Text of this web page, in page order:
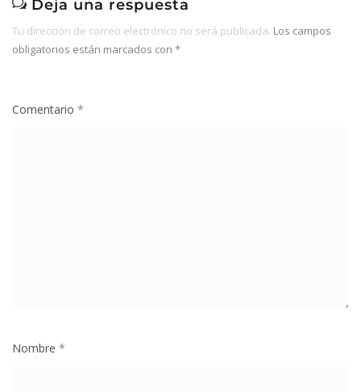
Deja una respuesta
Tu dirección de correo electrónico no será publicada. Los campos
obligatorios están marcados con *
Comentario *
Nombre *